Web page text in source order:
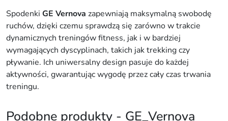
g
o
w
e
w
w
e
s
Spodenki GE Vernova zapewniają maksymalną swobodę
ruchów, dzięki czemu sprawdzą się zarówno w trakcie
dynamicznych treningów fitness, jak i w bardziej
wymagających dyscyplinach, takich jak trekking czy
pływanie. Ich uniwersalny design pasuje do każdej
aktywności, gwarantując wygodę przez cały czas trwania
treningu.
Podobne produkty - GE_Vernova